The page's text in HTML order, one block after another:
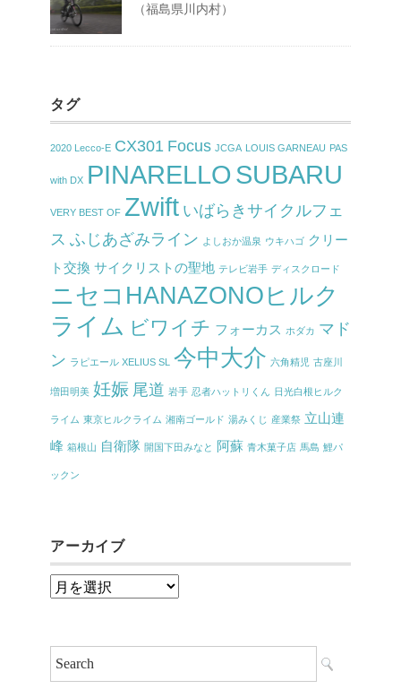
（福島県川内村）
タグ
2020 Lecco-E CX301 Focus JCGA LOUIS GARNEAU PAS
with DX PINARELLOSUBARU
VERY BEST OF Zwift いばらきサイクルフェ
ス ふじあざみライン よしおか温泉 ウキハゴ クリー
ト交換 サイクリストの聖地 テレビ岩手 ディスクロード
ニセコHANAZONOヒルク
ライム ビワイチ フォーカス ホダカ マド
ン ラピエール XELIUS SL 今中大介 六角精児 古座川
増田明美 妊娠 尾道 岩手 忍者ハットリくん 日光白根ヒルク
ライム 東京ヒルクライム 湘南ゴールド 湯みくじ 産業祭 立山連
峰 箱根山 自衛隊 開国下田みなと 阿蘇 青木菓子店 馬島 鯉パ
ックン
アーカイブ
ア
イ